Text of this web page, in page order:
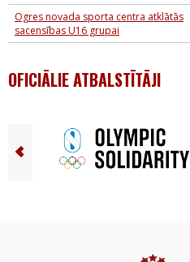
Ogres novada sporta centra atklātās
sacensības U16 grupai
OFICIĀLIE ATBALSTĪTĀJI